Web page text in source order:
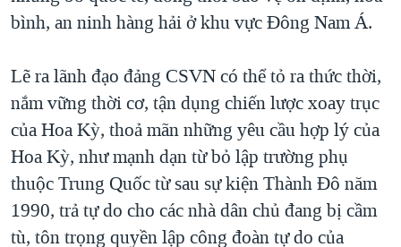
bình, an ninh hàng hải ở khu vực Đông Nam Á.
Lẽ ra lãnh đạo đảng CSVN có thể tỏ ra thức thời,
nắm vững thời cơ, tận dụng chiến lược xoay trục
của Hoa Kỳ, thoả mãn những yêu cầu hợp lý của
Hoa Kỳ, như mạnh dạn từ bỏ lập trường phụ
thuộc Trung Quốc từ sau sự kiện Thành Đô năm
1990, trả tự do cho các nhà dân chủ đang bị cầm
tù, tôn trọng quyền lập công đoàn tự do của